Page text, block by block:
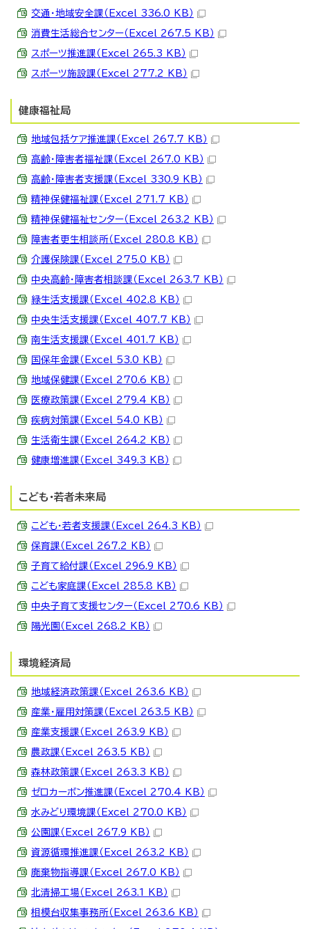
交通・地域安全課（Excel 336.0 KB）
消費生活総合センター（Excel 267.5 KB）
スポーツ推進課（Excel 265.3 KB）
スポーツ施設課（Excel 277.2 KB）
健康福祉局
地域包括ケア推進課（Excel 267.7 KB）
高齢・障害者福祉課（Excel 267.0 KB）
高齢・障害者支援課（Excel 330.9 KB）
精神保健福祉課（Excel 271.7 KB）
精神保健福祉センター（Excel 263.2 KB）
障害者更生相談所（Excel 280.8 KB）
介護保険課（Excel 275.0 KB）
中央高齢・障害者相談課（Excel 263.7 KB）
緑生活支援課（Excel 402.8 KB）
中央生活支援課（Excel 407.7 KB）
南生活支援課（Excel 401.7 KB）
国保年金課（Excel 53.0 KB）
地域保健課（Excel 270.6 KB）
医療政策課（Excel 279.4 KB）
疾病対策課（Excel 54.0 KB）
生活衛生課（Excel 264.2 KB）
健康増進課（Excel 349.3 KB）
こども・若者未来局
こども・若者支援課（Excel 264.3 KB）
保育課（Excel 267.2 KB）
子育て給付課（Excel 296.9 KB）
こども家庭課（Excel 285.8 KB）
中央子育て支援センター（Excel 270.6 KB）
陽光園（Excel 268.2 KB）
環境経済局
地域経済政策課（Excel 263.6 KB）
産業・雇用対策課（Excel 263.5 KB）
産業支援課（Excel 263.9 KB）
農政課（Excel 263.5 KB）
森林政策課（Excel 263.3 KB）
ゼロカーボン推進課（Excel 270.4 KB）
水みどり環境課（Excel 270.0 KB）
公園課（Excel 267.9 KB）
資源循環推進課（Excel 263.2 KB）
廃棄物指導課（Excel 267.0 KB）
北清掃工場（Excel 263.1 KB）
相模台収集事務所（Excel 263.6 KB）